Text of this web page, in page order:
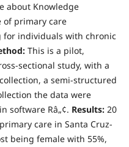
about Knowledge
of primary care
for individuals with chronic
This is a pilot,
sectional study, with a
a semi-structured
the data were
software Râ„¢. Results:20
care in Santa Cruz-
being female with 55%,